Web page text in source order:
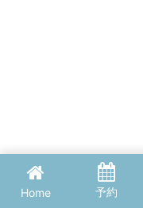
Home 予約